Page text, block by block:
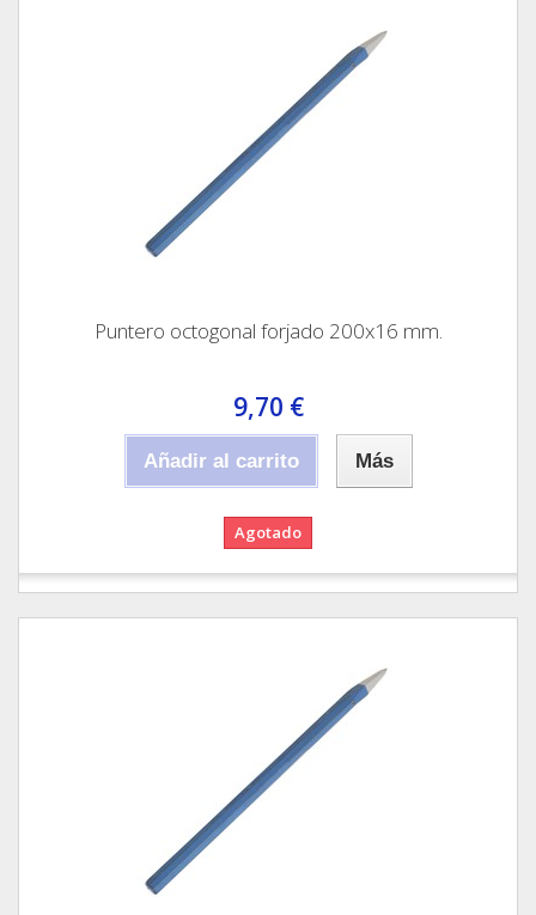
Puntero octogonal forjado 200x16 mm.
9,70 €
Añadir al carrito Más
Agotado